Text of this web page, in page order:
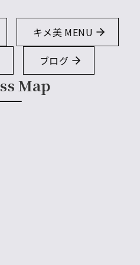
キメ美 MENU
ブログ
Map